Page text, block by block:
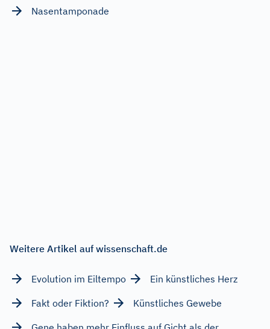
Nasentamponade
Weitere Artikel auf wissenschaft.de
Evolution im Eiltempo
Ein künstliches Herz
Fakt oder Fiktion?
Künstliches Gewebe